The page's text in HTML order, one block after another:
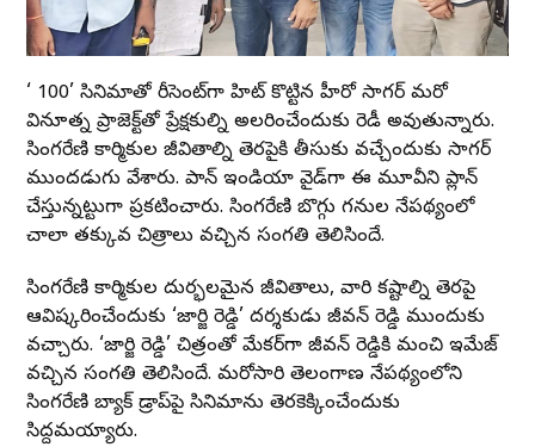
‘ది 100’ సినిమాతో రీసెంట్‌గా హిట్ కొట్టిన హీరో సాగర్ మరో
వినూత్న ప్రాజెక్ట్‌తో ప్రేక్షకుల్ని అలరించేందుకు రెడీ అవుతున్నారు.
సింగరేణి కార్మికుల జీవితాల్ని తెరపైకి తీసుకు వచ్చేందుకు సాగర్
ముందడుగు వేశారు. పాన్ ఇండియా వైడ్‌గా ఈ మూవీని ప్లాన్
చేస్తున్నట్టుగా ప్రకటించారు. సింగరేణి బొగ్గు గనుల నేపథ్యంలో
చాలా తక్కువ చిత్రాలు వచ్చిన సంగతి తెలిసిందే.
సింగరేణి కార్మికుల దుర్భలమైన జీవితాలు, వారి కష్టాల్ని తెరపై
ఆవిష్కరించేందుకు ‘జార్జి రెడ్డి’ దర్శకుడు జీవన్ రెడ్డి ముందుకు
వచ్చారు. ‘జార్జి రెడ్డి’ చిత్రంతో మేకర్‌గా జీవన్ రెడ్డికి మంచి ఇమేజ్
వచ్చిన సంగతి తెలిసిందే. మరోసారి తెలంగాణ నేపథ్యంలోని
సింగరేణి బ్యాక్ డ్రాప్‌పై సినిమాను తెరకెక్కించేందుకు
సిద్దమయ్యారు.